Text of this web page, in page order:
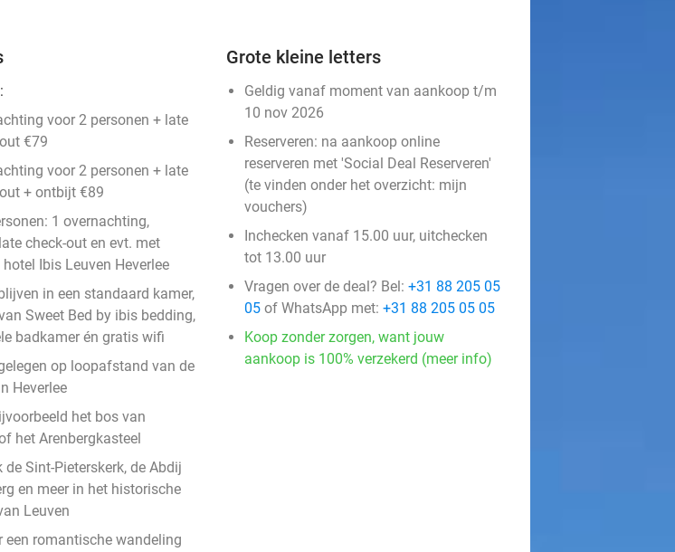
voor 2 personen + late
€79
voor 2 personen + late
+ ontbijt €89
1 overnachting,
check-out en evt. met
Ibis Leuven Heverlee
in een standaard kamer,
Sweet Bed by ibis bedding,
badkamer én gratis wifi
op loopafstand van de
Heverlee
het bos van
het Arenbergkasteel
de Sint-Pieterskerk, de Abdij
en meer in het historische
Leuven
een romantische wandeling
Grote kleine letters
Geldig vanaf moment van aankoop t/m
10 nov 2026
Reserveren: na aankoop online
reserveren met 'Social Deal Reserveren'
(te vinden onder het overzicht: mijn
vouchers)
Inchecken vanaf 15.00 uur, uitchecken
tot 13.00 uur
Vragen over de deal? Bel: +31 88 205 05
05 of WhatsApp met: +31 88 205 05 05
Koop zonder zorgen, want jouw
aankoop is 100% verzekerd (meer info)